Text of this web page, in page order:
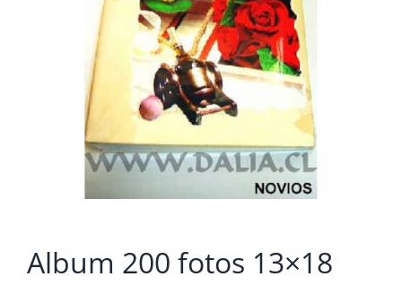
Album 200 fotos 13×18